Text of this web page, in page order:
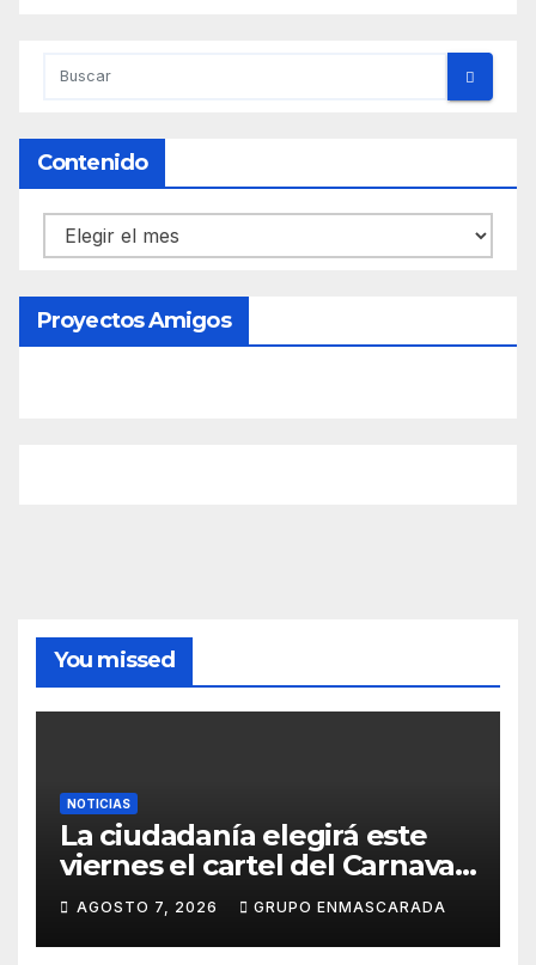
Contenido
Contenido
Proyectos Amigos
You missed
NOTICIAS
La ciudadanía elegirá este
viernes el cartel del Carnaval
de Las Palmas de Gran
Canaria 2027 en una gala
retransmitida por Televisión
AGOSTO 7, 2026 GRUPO ENMASCARADA